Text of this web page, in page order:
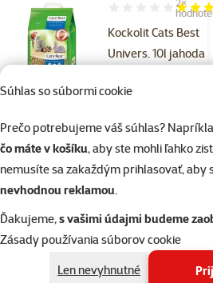
Súhlas so súbormi cookie
Prečo potrebujeme váš súhlas?
čo máte v košíku, aby ste mohli ľahko
nemusíte sa zakaždým prihlasovať, aby
nevhodnou reklamou.
Ďakujeme,s vašimi údajmi budeme
Zásady používania súborov cookie
Len nevyhnutné
Kockolit Cats Best
Univers. 10l jahoda
Hodnotenie 80%,
Skladom do
Hobliny Chipsi
citrus 15L-1kg
Hodnotenie 0%